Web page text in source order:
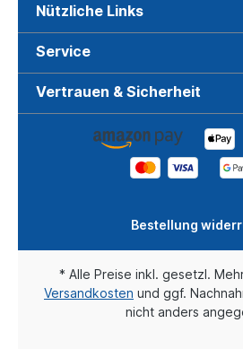
Nützliche Links
Service
Vertrauen & Sicherheit
Bestellung
* Alle Preise inkl. gesetzl.
Versandkosten und ggf.
nicht anders